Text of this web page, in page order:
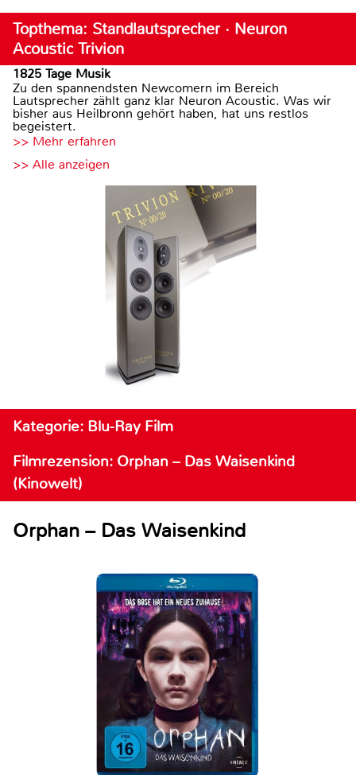
Topthema: Standlautsprecher · Neuron
Acoustic Trivion
1825 Tage Musik
Zu den spannendsten Newcomern im Bereich
Lautsprecher zählt ganz klar Neuron Acoustic. Was wir
bisher aus Heilbronn gehört haben, hat uns restlos
begeistert.
>> Mehr erfahren
>> Alle anzeigen
Kategorie: Blu-Ray Film
Filmrezension: Orphan – Das Waisenkind
(Kinowelt)
Orphan – Das Waisenkind